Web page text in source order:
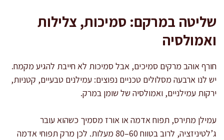
שליטה במרקם: סמיכות, צלילות
ואמולסיה
חורף אוהב מרקים סמיכים, אבל סמיכות לא חייבת להגיע מקמח.
יש לנו ארבעה מסלולים טכניים נפוצים: עמילנים טבעיים, קטניות,
ירקות עמילניים, ואמולסיה של שומן במרק.
עמילן מתירס, תפוח אדמה או אורז מסמיך כשהוא עובר
ג’לטיניזציה, לרוב בטווח 60–80 מעלות. לכן מרק תפוחי אדמה